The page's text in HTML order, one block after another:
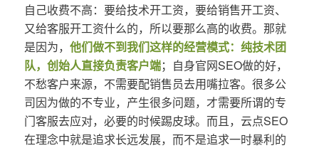
自己收费不高：要给技术开工资，要给销售开工资、
又给客服开工资什么的，所以要那么高的收费。那就
是因为， 他们做不到我们这样的经营模式：纯技术团
队，创始人直接负责客户端；自身官网SEO做的好，
不愁客户来源，不需要配销售员去用嘴拉客。很多公
司因为做的不专业，产生很多问题，才需要所谓的专
门客服去应对，必要的时候踢皮球。而且，云点SEO
在理念中就是追求长远发展，而不是追求一时暴利的